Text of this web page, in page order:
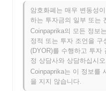
토큰의 목적과 가치를 비판
독특한 위치는 Shitcoin
종종 풍자적인 측면의 주목
Shitcoin (TON)은 언
Shitcoin (TON)은 2018년에
워크(TON)에 대한 백서를
는 Gram이라는 네이티브 암
암호화폐는 매우 변동성
하는 투자금의 일부 또는
Coinpaprika의 모든 정보
정적 또는 투자 조언을
(DYOR)를 수행하고 투자
정 상담사와 상담하십시오.
Coinpaprika는 이 정보를
을 지지 않습니다.